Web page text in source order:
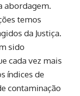
abordagem.
temos
da Justiça.
sido
cada vez mais
índices de
contaminação